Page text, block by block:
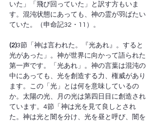
いた」「飛び回っていた」と訳す方もいま
す。混沌状態にあっても、神の霊が羽ばたい
ていた。（申命記32・11）。
(2)3節「神は言われた。『光あれ』。すると
光があった」。神が世界に向かって語られた
第一声です。「光あれ」。神の言葉は混沌の
中にあっても、光を創造する力、権威があり
ます。この「光」とは何を意味しているの
か。太陽の光、月の光は第四日目に創造され
ています。4節「神は光を見て良しとされ
た。神は光と闇を分け、光を昼と呼び、闇を